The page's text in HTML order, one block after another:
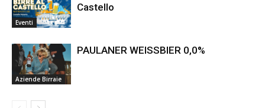
Eventi
Castello
Aziende Birraie
PAULANER WEISSBIER 0,0%